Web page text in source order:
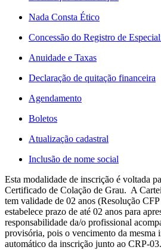
Nada Consta Ético
Concessão do Registro de
Anuidade e Taxas
Declaração de quitação financeira
Agendamento
Boletos
Atualização cadastral
Inclusão de nome social
Esta modalidade de inscrição é voltada
Certificado de Colação de Grau. A
tem validade de 02 anos (Resolução
estabelece prazo de até 02 anos para
responsabilidade da/o profissional
provisória, pois o vencimento da mesma
automático da inscrição junto ao CRP-03.